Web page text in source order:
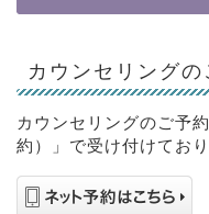
カウンセリングの
カウンセリングのご予約
約）」で受け付けており